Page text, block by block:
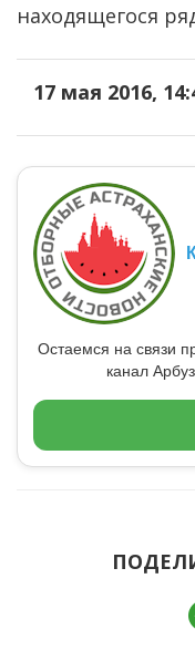
находящегося
17 мая 2016,
Остаемся на связи
канал